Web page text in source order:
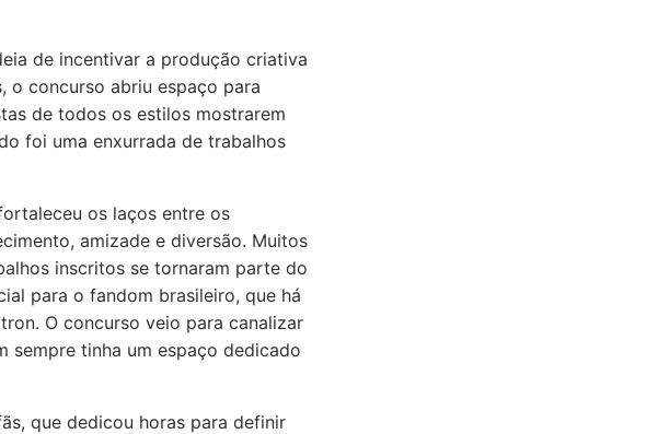
de incentivar a produção criativa
o concurso abriu espaço para
de todos os estilos mostrarem
foi uma enxurrada de trabalhos
os laços entre os
amizade e diversão. Muitos
inscritos se tornaram parte do
para o fandom brasileiro, que há
O concurso veio para canalizar
sempre tinha um espaço dedicado
que dedicou horas para definir